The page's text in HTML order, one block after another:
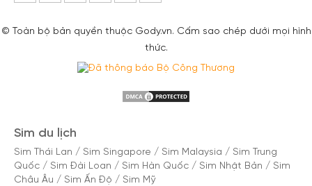
© Toàn bộ bản quyền thuộc Gody.vn. Cấm sao chép dưới mọi hình
thức.
Sim du lịch
Sim Thái Lan / Sim Singapore / Sim Malaysia / Sim Trung
Quốc / Sim Đài Loan / Sim Hàn Quốc / Sim Nhật Bản / Sim
Châu Âu / Sim Ấn Độ / Sim Mỹ